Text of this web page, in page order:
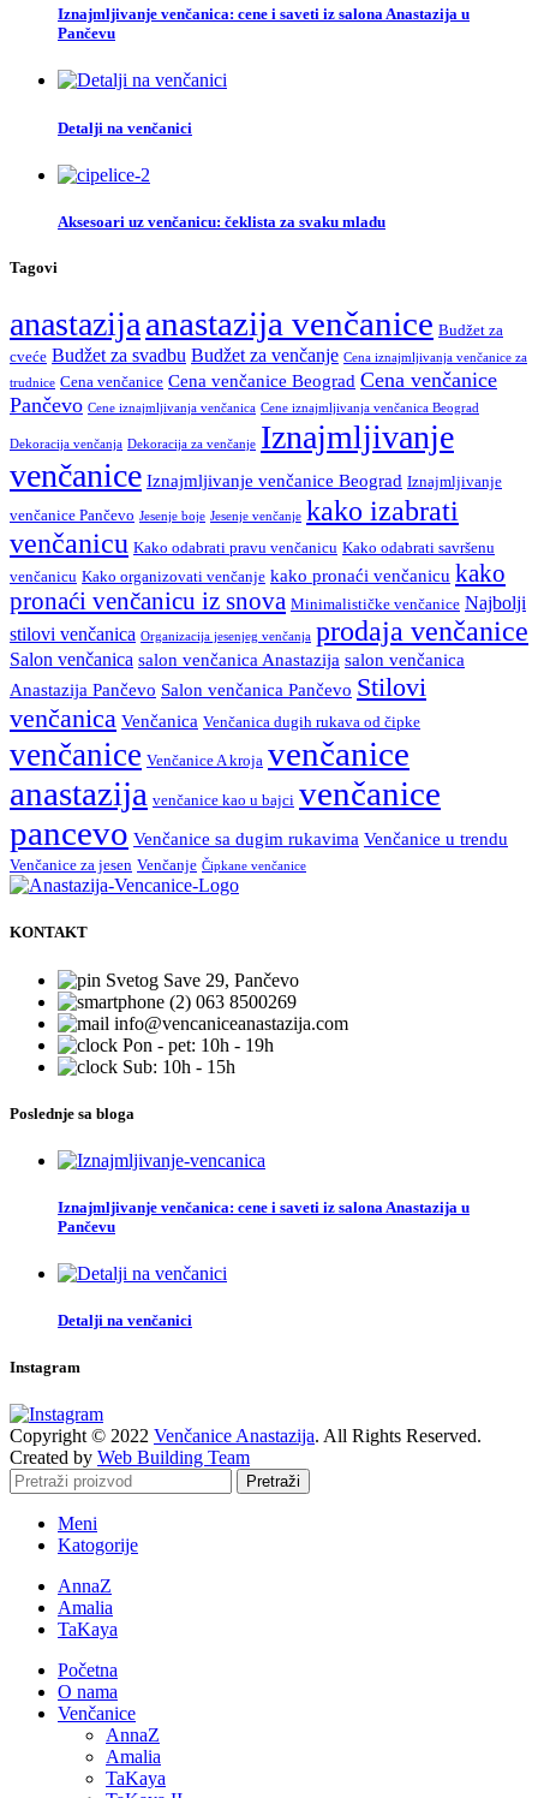
Iznajmljivanje venčanica: cene i saveti iz salona Anastazija u
Pančevu
Detalji na venčanici
Aksesoari uz venčanicu: čeklista za svaku mladu
Tagovi
anastazijaanastazija venčanice Budžet za
cveće Budžet za svadbu Budžet za venčanje Cena iznajmljivanja venčanice za
trudnice Cena venčanice Cena venčanice Beograd Cena venčanice
Pančevo Cene iznajmljivanja venčanica Cene iznajmljivanja venčanica Beograd
Dekoracija venčanja Dekoracija za venčanje Iznajmljivanje
venčanice Iznajmljivanje venčanice Beograd Iznajmljivanje
venčanice Pančevo Jesenje boje Jesenje venčanje kako izabrati
venčanicu Kako odabrati pravu venčanicu Kako odabrati savršenu
venčanicu Kako organizovati venčanje kako pronaći venčanicu kako
pronaći venčanicu iz snova Minimalističke venčanice Najbolji
stilovi venčanica Organizacija jesenjeg venčanja prodaja venčanice
Salon venčanica salon venčanica Anastazija salon venčanica
Anastazija Pančevo Salon venčanica Pančevo Stilovi
venčanica Venčanica Venčanica dugih rukava od čipke
venčanice Venčanice A kroja venčanice
anastazija venčanice kao u bajci venčanice
pancevo Venčanice sa dugim rukavima Venčanice u trendu
Venčanice za jesen Venčanje Čipkane venčanice
KONTAKT
Svetog Save 29, Pančevo
063 8500269
info@vencaniceanastazija.com
Pon - pet: 10h - 19h
Sub: 10h - 15h
Poslednje sa bloga
Iznajmljivanje venčanica: cene i saveti iz salona Anastazija u
Pančevu
Detalji na venčanici
Instagram
Copyright © 2022 Venčanice Anastazija. All Rights Reserved.
Created by Web Building Team
Pretraži
Meni
Katogorije
AnnaZ
Amalia
TaKaya
Početna
O nama
Venčanice
AnnaZ
Amalia
TaKaya